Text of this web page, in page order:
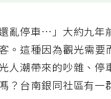
亂停車…」大約九年
。這種因為觀光需要
人潮帶來的吵雜、停
？台南銀同社區有一